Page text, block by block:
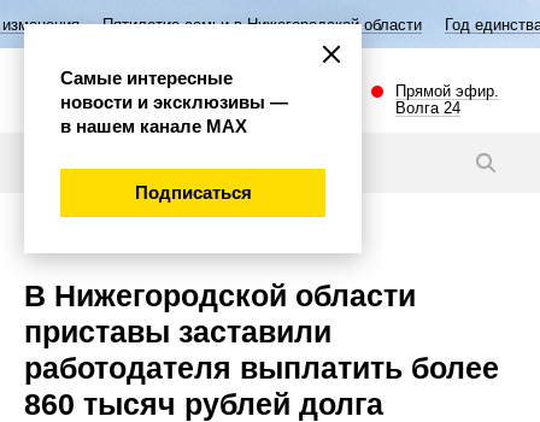
семьи в Нижегородской области Год единства народов России
Прямой эфир.
Волга 24
В Нижегородской области
приставы заставили
работодателя выплатить более
860 тысяч рублей долга
Самые интересные
новости и эксклюзивы —
в нашем канале МАХ
Подписаться